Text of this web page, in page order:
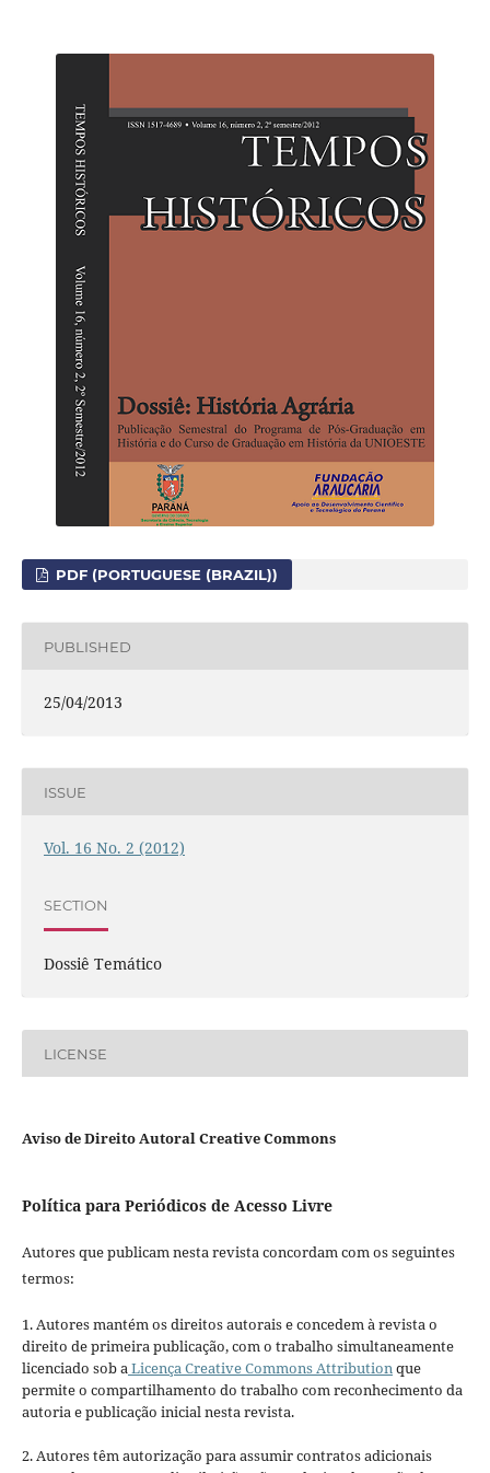
PDF (PORTUGUESE (BRAZIL))
PUBLISHED
25/04/2013
ISSUE
Vol. 16 No. 2 (2012)
SECTION
Dossiê Temático
LICENSE
Aviso de Direito Autoral Creative Commons
Política para Periódicos de Acesso Livre
Autores que publicam nesta revista concordam com os seguintes
termos:
1. Autores mantém os direitos autorais e concedem à revista o
direito de primeira publicação, com o trabalho simultaneamente
licenciado sob aLicença Creative Commons Attributionque
permite o compartilhamento do trabalho com reconhecimento da
autoria e publicação inicial nesta revista.
2. Autores têm autorização para assumir contratos adicionais